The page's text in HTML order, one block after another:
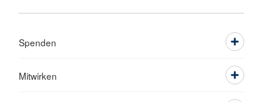
Spenden
Mitwirken